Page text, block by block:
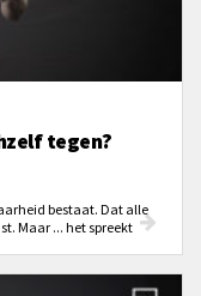
tegen?
bestaat. Dat alle
Maar ... het spreekt